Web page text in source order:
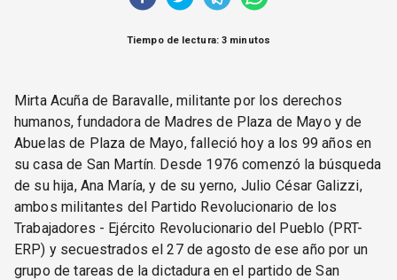
Tiempo de lectura: 3 minutos
Mirta Acuña de Baravalle, militante por los derechos
humanos, fundadora de Madres de Plaza de Mayo y de
Abuelas de Plaza de Mayo, falleció hoy a los 99 años en
su casa de San Martín. Desde 1976 comenzó la búsqueda
de su hija, Ana María, y de su yerno, Julio César Galizzi,
ambos militantes del Partido Revolucionario de los
Trabajadores - Ejército Revolucionario del Pueblo (PRT-
ERP) y secuestrados el 27 de agosto de ese año por un
grupo de tareas de la dictadura en el partido de San